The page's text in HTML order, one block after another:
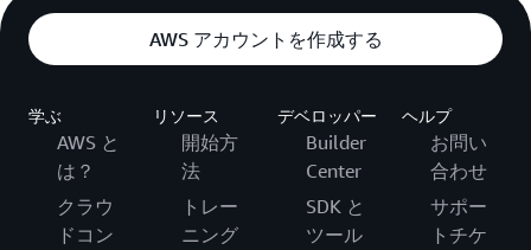
AWS アカウントを作成する
学ぶ
AWS と
は？
クラウ
ドコン
リソース
開始方
法
トレー
ニング
デベロッパー
Builder
Center
SDK と
ツール
ヘルプ
お問い
合わせ
サポー
トチケ